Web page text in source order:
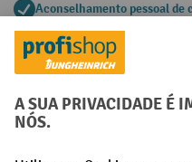
Aconselhamento pessoal de
Métodos de pagamento